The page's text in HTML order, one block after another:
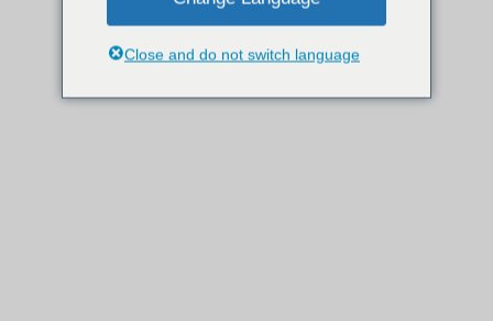
Close and do not switch language